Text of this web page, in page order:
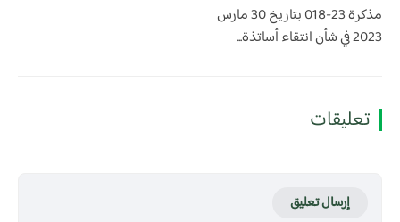
​مذكرة 23-018 بتاريخ 30 مارس
2023 في شأن انتقاء أساتذة...
تعليقات
إرسال تعليق